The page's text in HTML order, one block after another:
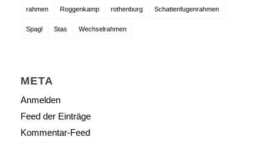
rahmen Roggenkamp rothenburg Schattenfugenrahmen
Spagl Stas Wechselrahmen
META
Anmelden
Feed der Einträge
Kommentar-Feed